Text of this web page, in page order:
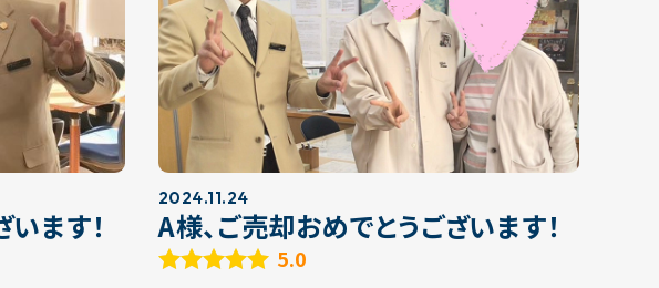
ます！
2024.11.24
A様、ご売却おめでとうございます！
5.0